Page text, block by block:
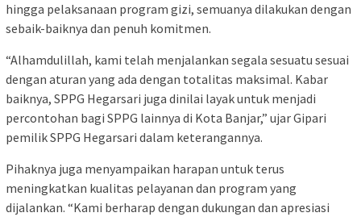
hingga pelaksanaan program gizi, semuanya dilakukan dengan
sebaik-baiknya dan penuh komitmen.
“Alhamdulillah, kami telah menjalankan segala sesuatu sesuai
dengan aturan yang ada dengan totalitas maksimal. Kabar
baiknya, SPPG Hegarsari juga dinilai layak untuk menjadi
percontohan bagi SPPG lainnya di Kota Banjar,” ujar Gipari
pemilik SPPG Hegarsari dalam keterangannya.
Pihaknya juga menyampaikan harapan untuk terus
meningkatkan kualitas pelayanan dan program yang
dijalankan. “Kami berharap dengan dukungan dan apresiasi